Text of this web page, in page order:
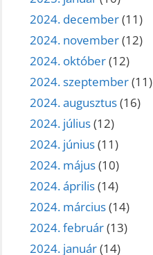
2024. december(11)
2024. november(12)
2024. október(12)
2024. szeptember(11)
2024. augusztus(16)
2024. július(12)
2024. június(11)
2024. május(10)
2024. április(14)
2024. március(14)
2024. február(13)
2024. január(14)